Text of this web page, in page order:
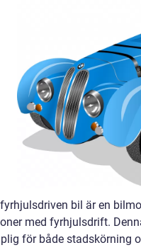
bil är en
med fyrhjulsdrift.
för både stadskörning